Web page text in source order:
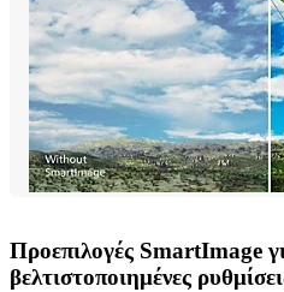
Προεπιλογές SmartImage
βελτιστοποιημένες